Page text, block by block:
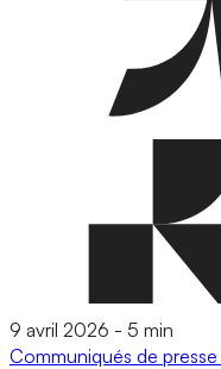
9 avril 2026 - 5 min
Communiqués de presse